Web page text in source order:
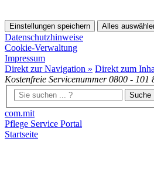
Einstellungen speichern Alles
Datenschutzhinweise
Cookie-Verwaltung
Impressum
Direkt zur Navigation » Direkt zum
Kostenfreie Servicenummer0800 - 101
Suche
com.mit
Pflege Service Portal
Startseite